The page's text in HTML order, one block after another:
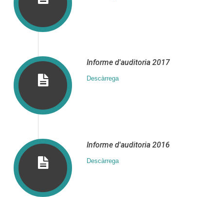
Informe d′auditoria 2017
Descàrrega
Informe d′auditoria 2016
Descàrrega